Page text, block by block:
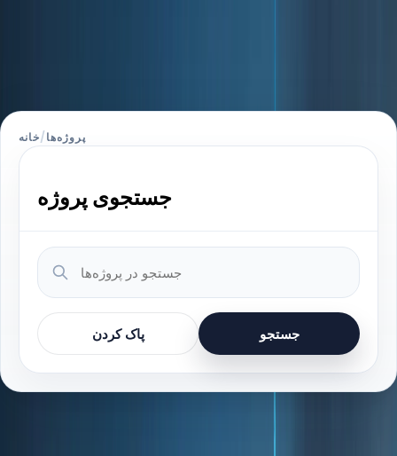
خانه/پروژه‌ها
جستجوی پروژه
پاک کردن جستجو